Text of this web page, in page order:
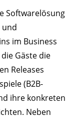
Softwarelösung
und
im Business
Gäste die
Releases
(B2B-
ihre konkreten
Neben